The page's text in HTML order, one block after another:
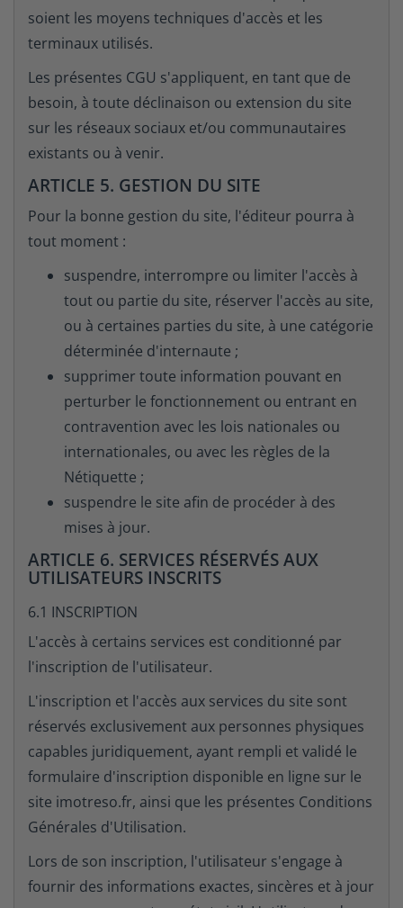
soient les moyens techniques d'accès et les
terminaux utilisés.
Les présentes CGU s'appliquent, en tant que de
besoin, à toute déclinaison ou extension du site
sur les réseaux sociaux et/ou communautaires
existants ou à venir.
ARTICLE 5. GESTION DU SITE
Pour la bonne gestion du site, l'éditeur pourra à
tout moment :
suspendre, interrompre ou limiter l'accès à
tout ou partie du site, réserver l'accès au site,
ou à certaines parties du site, à une catégorie
déterminée d'internaute ;
supprimer toute information pouvant en
perturber le fonctionnement ou entrant en
contravention avec les lois nationales ou
internationales, ou avec les règles de la
Nétiquette ;
suspendre le site afin de procéder à des
mises à jour.
ARTICLE 6. SERVICES RÉSERVÉS AUX
UTILISATEURS INSCRITS
6.1 INSCRIPTION
L'accès à certains services est conditionné par
l'inscription de l'utilisateur.
L'inscription et l'accès aux services du site sont
réservés exclusivement aux personnes physiques
capables juridiquement, ayant rempli et validé le
formulaire d'inscription disponible en ligne sur le
site imotreso.fr, ainsi que les présentes Conditions
Générales d'Utilisation.
Lors de son inscription, l'utilisateur s'engage à
fournir des informations exactes, sincères et à jour